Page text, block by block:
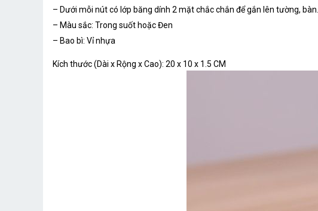
– Dưới mỗi nút có lớp băng dính 2 mặt chắc chắn để gắn lên tường, bàn…
– Màu sắc: Trong suốt hoặc Đen
– Bao bì: Vỉ nhựa
Kích thước (Dài x Rộng x Cao): 20 x 10 x 1.5 CM